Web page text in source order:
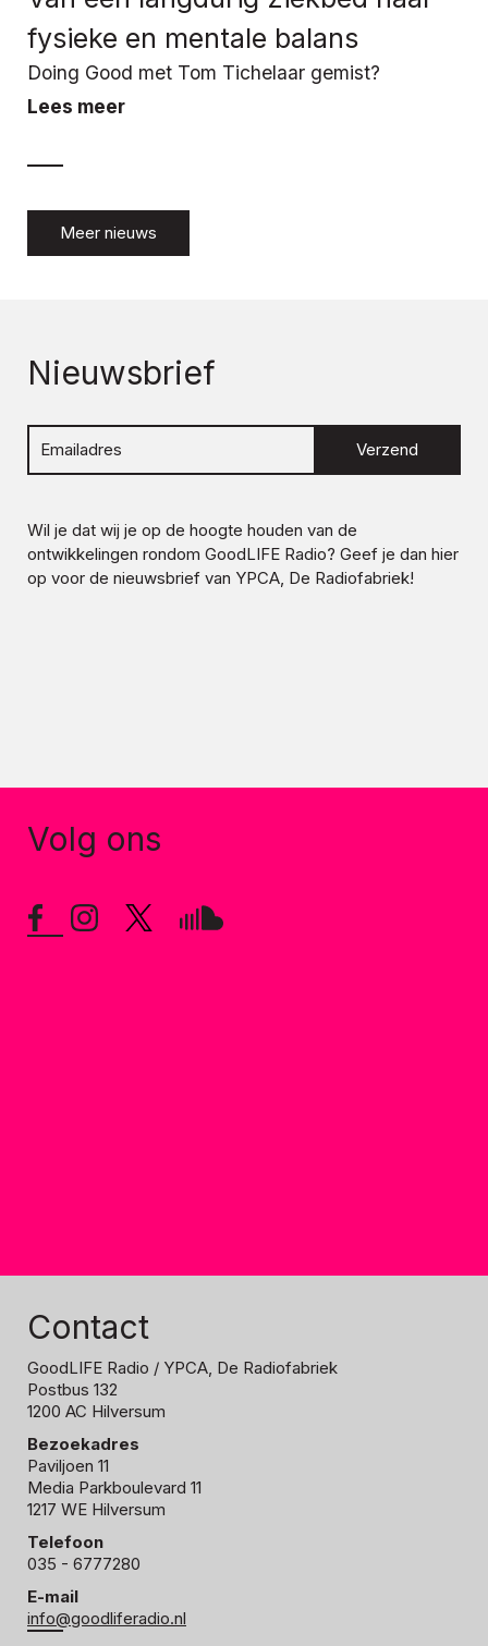
fysieke en mentale balans
Doing Good met Tom Tichelaar gemist?
Lees meer
Meer nieuws
Nieuwsbrief
Verzend
Wil je dat wij je op de hoogte houden van de
ontwikkelingen rondom GoodLIFE Radio? Geef je dan hier
op voor de nieuwsbrief van YPCA, De Radiofabriek!
Volg ons
Contact
GoodLIFE Radio / YPCA, De Radiofabriek
Postbus 132
1200 AC Hilversum
Bezoekadres
Paviljoen 11
Media Parkboulevard 11
1217 WE Hilversum
Telefoon
035 - 6777280
E-mail
info@goodliferadio.nl